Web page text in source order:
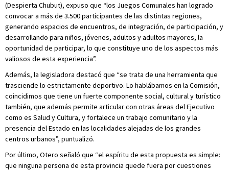
(Despierta Chubut), expuso que “los Juegos Comunales han logrado
convocar a más de 3.500 participantes de las distintas regiones,
generando espacios de encuentros, de integración, de participación, y
desarrollando para niños, jóvenes, adultos y adultos mayores, la
oportunidad de participar, lo que constituye uno de los aspectos más
valiosos de esta experiencia”.
Además, la legisladora destacó que “se trata de una herramienta que
trasciende lo estrictamente deportivo. Lo hablábamos en la Comisión,
coincidimos que tiene un fuerte componente social, cultural y turístico
también, que además permite articular con otras áreas del Ejecutivo
como es Salud y Cultura, y fortalece un trabajo comunitario y la
presencia del Estado en las localidades alejadas de los grandes
centros urbanos”, puntualizó.
Por último, Otero señaló que “el espíritu de esta propuesta es simple:
que ninguna persona de esta provincia quede fuera por cuestiones